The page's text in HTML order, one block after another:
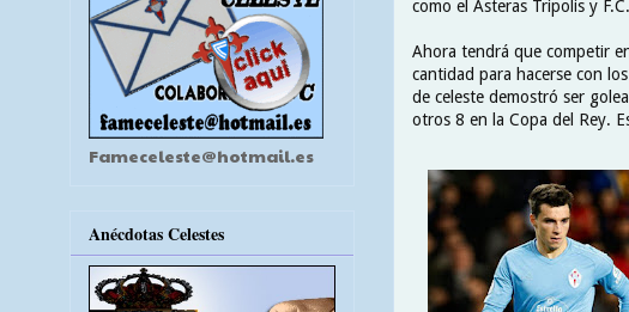
como el Asteras Tripolis y
Ahora tendrá que competir
cantidad para hacerse con
de celeste demostró ser
otros 8 en la Copa del Rey.
Fameceleste@hotmail.es
Anécdotas Celestes